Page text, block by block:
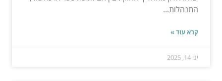
התנהלות...
קרא עוד »
ינו 14, 2025